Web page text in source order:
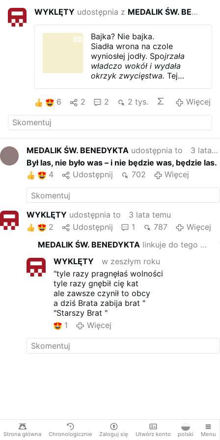
Strona główna Chronologicznie Zaloguj się Utwórz konto polski Menu
WYKLĘTY udostępnia z MEDALIK ŚW. BENEDYKTA
Bajka? Nie bajka.
Siadła wrona na czole
wyniosłej jodły. Spojrzała
władczo wokół i wydała
okrzyk zwycięstwa. Tej
prawdziwie, że jodła
zawdzięcza jej wszystko:
swój byt, wysmukłą piękność,
dobrodziejka stojącej cicho
jodły. A jodła ani drgnie; zda
się nie dostrzegać wrony;
swoich ku niebu.
Znosi spokojnie wrzaskliwego
gościa. Nic nie zmąci jej
myśli, jej powagi, spokoju.
Wszak tyle chmur już
przeszło nad jej czołem, tyle
ptaków przelotnych tu się
zatrzymało. – Poszły jak ty
pójdziesz.Nie twoje to
miejsce, nie czujesz się
pewna i dlatego krzykiem
nadrabiasz brak męstwa.
To ja wyrosłam z ziemi i
trwam korzeniami w jej sercu.
A ty, wędrowna chmuro, co
rzucasz cień smutku na
krzykiem zdziałać?
Więcej
6 2 2 2 tys. Więcej
MEDALIK ŚW. BENEDYKTA udostępnia to
3 lata temu
Był las, nie było was – i nie będzie was, będzie las.
4
Udostępnij 702 Więcej
WYKLĘTY udostępnia to
3 lata temu
2
Udostępnij 1 787
Więcej
MEDALIK ŚW. BENEDYKTAlinkuje do tego wpisu
WYKLĘTY
w zeszłym roku
"tyle razy pragnęłaś wolności
tyle razy gnębił cię kat
ale zawsze czynił to obcy
a dziś Brata zabija brat "
"Starszy Brat "
1
Więcej